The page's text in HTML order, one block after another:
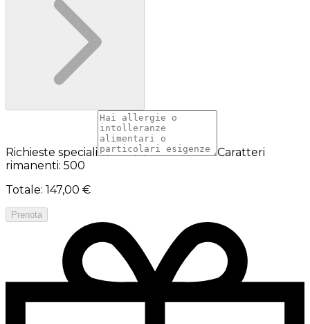
Richieste speciali
Caratteri
rimanenti: 500
Totale: 147,00 €
Prenota